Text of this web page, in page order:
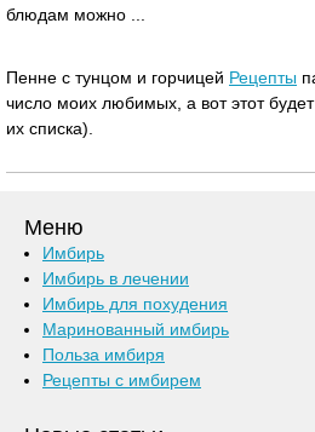
блюдам можно ...
Пенне с тунцом и горчицей Рецепты
число моих любимых, а вот этот
их списка).
Меню
Имбирь
Имбирь в лечении
Имбирь для похудения
Маринованный имбирь
Польза имбиря
Рецепты с имбирем